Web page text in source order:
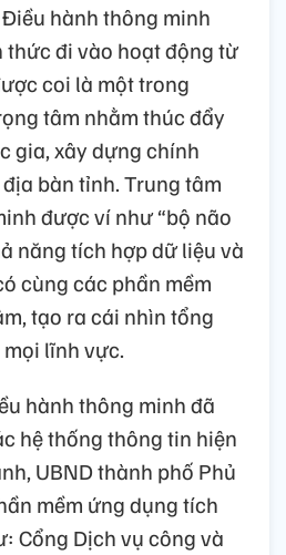
hành thông minh
thức đi vào hoạt động từ
coi là một trong
tâm nhằm thúc đẩy
gia, xây dựng chính
bàn tỉnh. Trung tâm
được ví như “bộ não
năng tích hợp dữ liệu và
cùng các phần mềm
tạo ra cái nhìn tổng
lĩnh vực.
hành thông minh đã
hệ thống thông tin hiện
UBND thành phố Phủ
mềm ứng dụng tích
Cổng Dịch vụ công và